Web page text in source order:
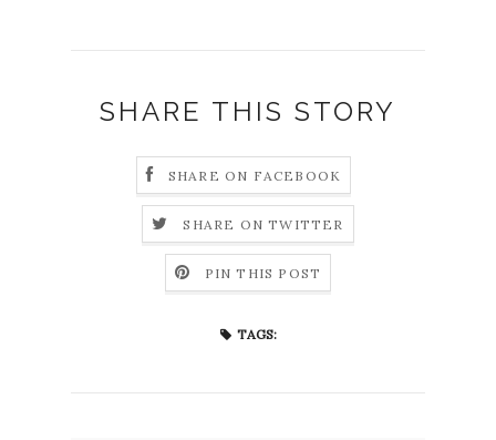
SHARE THIS STORY
SHARE ON FACEBOOK
SHARE ON TWITTER
PIN THIS POST
TAGS: